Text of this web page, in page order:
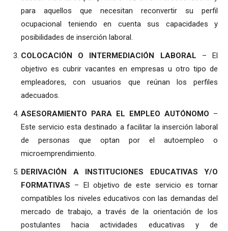
para aquellos que necesitan reconvertir su perfil
ocupacional teniendo en cuenta sus capacidades y
posibilidades de inserción laboral.
COLOCACIÓN O INTERMEDIACIÓN LABORAL – El
objetivo es cubrir vacantes en empresas u otro tipo de
empleadores, con usuarios que reúnan los perfiles
adecuados.
ASESORAMIENTO PARA EL EMPLEO AUTÓNOMO –
Este servicio esta destinado a facilitar la inserción laboral
de personas que optan por el autoempleo o
microemprendimiento.
DERIVACIÓN A INSTITUCIONES EDUCATIVAS Y/O
FORMATIVAS – El objetivo de este servicio es tornar
compatibles los niveles educativos con las demandas del
mercado de trabajo, a través de la orientación de los
postulantes hacia actividades educativas y de